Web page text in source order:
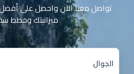
تواصل معنا الآن واحصل على
ميزانيتك وخطط
الجوال